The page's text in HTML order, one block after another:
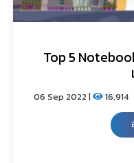
Top 5
06 Sep 2022 | 16,914